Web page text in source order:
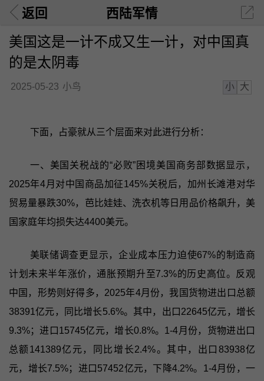
返回 西陆军情
美国这是一计不成又生一计，对中国真
的是太阴毒
2025-05-23 小鸟 小 大
下面，占豪就从三个层面来对此进行分析：
一、美国关税战的“必败”困境美国商务部数据显示，
2025年4月对中国商品加征145%关税后，加州长滩港对华
贸易量暴跌30%，芭比娃娃、洗衣机等日用品价格飙升，美
国家庭年均损失达4400美元。
美联储调查更显示，企业成本压力迫使67%的制造商
计划未来半年涨价，通胀预期升至7.3%的历史高位。反观
中国，形势则好得多，2025年4月份，我国货物进出口总额
38391亿元，同比增长5.6%。其中，出口22645亿元，增长
9.3%；进口15745亿元，增长0.8%。1-4月份，货物进出口
总额141389亿元，同比增长2.4%。其中，出口83938亿
元，增长7.5%；进口57452亿元，下降4.2%。1-4月份，一